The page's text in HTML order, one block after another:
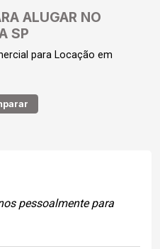
ALUGAR NO
SP
para Locação em
pessoalmente para